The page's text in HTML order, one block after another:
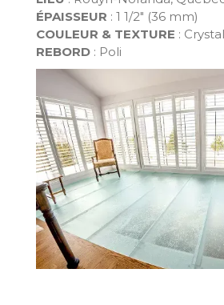
ÉPAISSEUR : 1 1/2" (36 mm)
COULEUR & TEXTURE : Crystal
REBORD: Poli